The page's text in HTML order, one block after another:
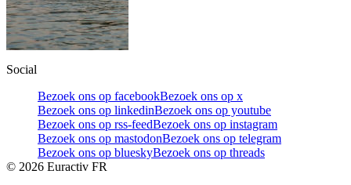
Social
Bezoek ons op facebookBezoek ons op x
Bezoek ons op linkedinBezoek ons op youtube
Bezoek ons op rss-feedBezoek ons op instagram
Bezoek ons op mastodonBezoek ons op telegram
Bezoek ons op blueskyBezoek ons op threads
© 2026 Euractiv FR